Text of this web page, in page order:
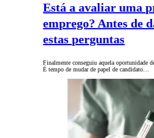
Está a avaliar uma
emprego? Antes de
estas perguntas
Finalmente conseguiu aquela oportunidade
É tempo de mudar de papel de candidato…